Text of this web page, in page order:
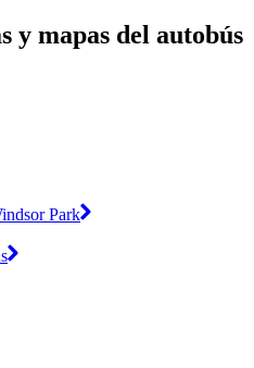
y mapas del autobús
Park